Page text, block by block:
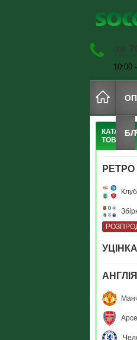
098
10:00
ТОВАРІВ
УЦIНКА
АНГЛIЯ